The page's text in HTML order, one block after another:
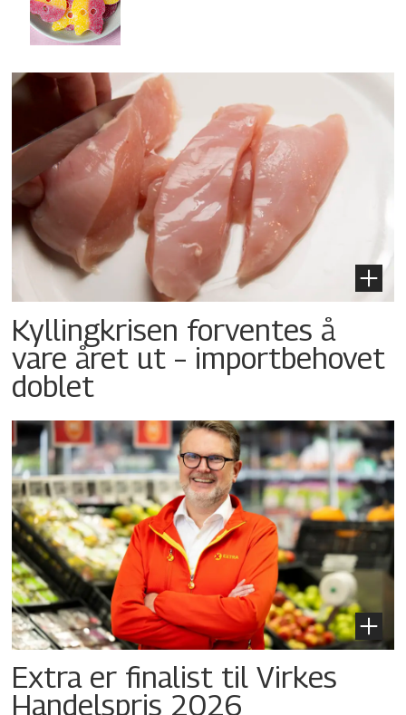
Kyllingkrisen forventes å
vare året ut – importbehovet
doblet
Extra er finalist til Virkes
Handelspris 2026